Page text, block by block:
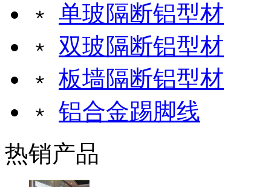
﹡ 单玻隔断铝型材
﹡ 双玻隔断铝型材
﹡ 板墙隔断铝型材
﹡ 铝合金踢脚线
热销产品